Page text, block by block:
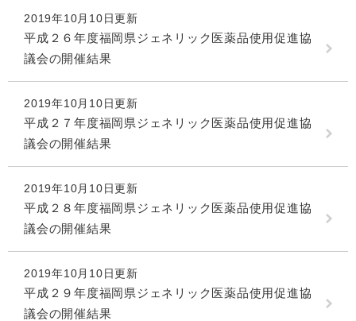
2019年10月10日更新
平成２６年度福岡県ジェネリック医薬品使用促進協
議会の開催結果
2019年10月10日更新
平成２７年度福岡県ジェネリック医薬品使用促進協
議会の開催結果
2019年10月10日更新
平成２８年度福岡県ジェネリック医薬品使用促進協
議会の開催結果
2019年10月10日更新
平成２９年度福岡県ジェネリック医薬品使用促進協
議会の開催結果